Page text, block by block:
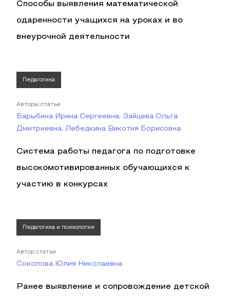
Способы выявления математической
одаренности учащихся на уроках и во
внеурочной деятельности
Педагогика
Авторы статьи
Барыбина Ирина Сергеевна, Зайцева Ольга
Дмитриевна, Лебедкина Викотия Борисовна
Система работы педагога по подготовке
высокомотивированных обучающихся к
участию в конкурсах
Педагогика и психология
Автор статьи
Соколова Юлия Николаевна
Ранее выявление и сопровождение детской